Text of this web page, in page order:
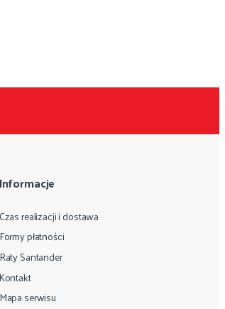
Informacje
Czas realizacji i dostawa
Formy płatności
Raty Santander
Kontakt
Mapa serwisu